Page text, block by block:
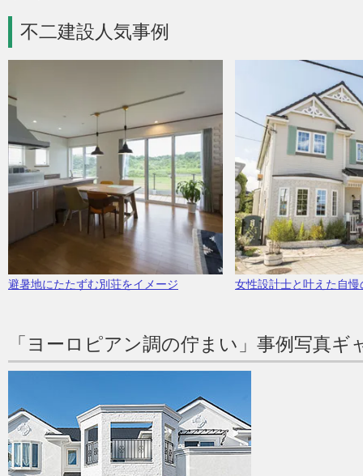
不二建設人気事例
避暑地にたたずむ別荘をイメージ 女性設計士と叶えた自慢
「ヨーロピアン調の佇まい」事例写真ギ